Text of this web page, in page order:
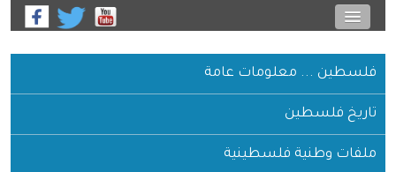
... معلومات عامة
فلسطين
وطنية فلسطينية